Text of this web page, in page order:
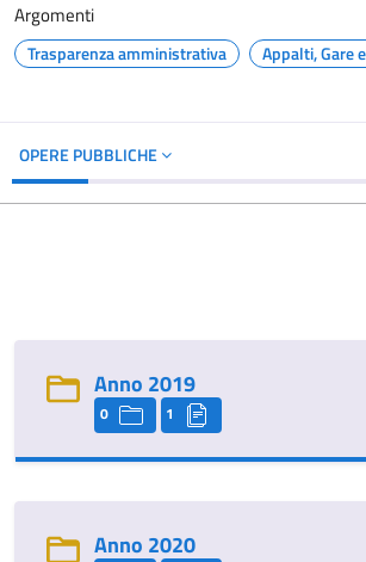
Argomenti
Trasparenza amministrativa Appalti, Gare
OPERE PUBBLICHE
Anno 2019
0 1
Anno 2020